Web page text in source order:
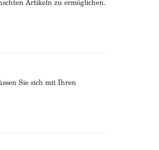
Artikeln zu ermöglichen.
Sie sich mit Ihren